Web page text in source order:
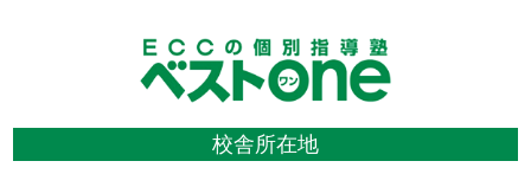
校舎所在地